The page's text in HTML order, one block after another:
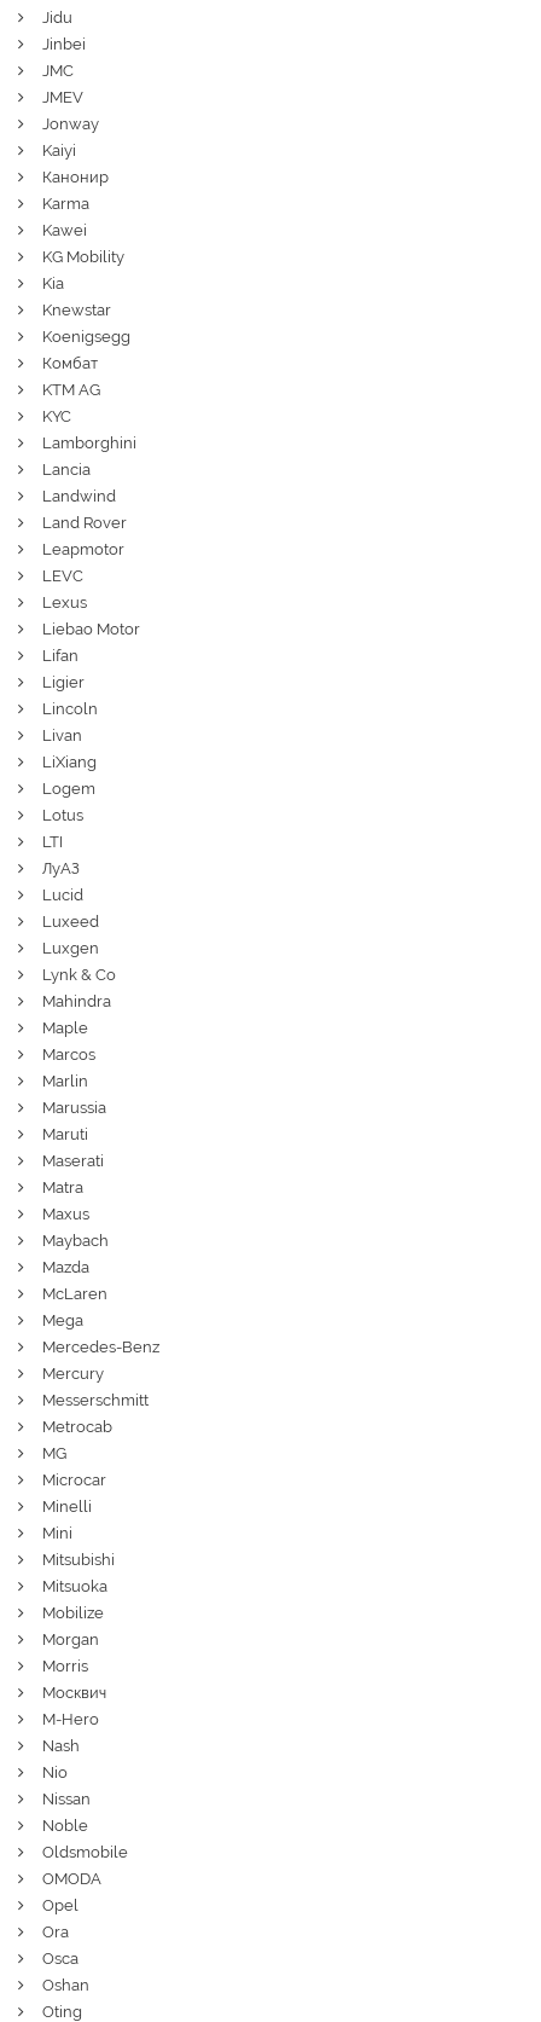
Jidu
Jinbei
JMC
JMEV
Jonway
Kaiyi
Канонир
Karma
Kawei
KG Mobility
Kia
Knewstar
Koenigsegg
Комбат
KTM AG
KYC
Lamborghini
Lancia
Landwind
Land Rover
Leapmotor
LEVC
Lexus
Liebao Motor
Lifan
Ligier
Lincoln
Livan
LiXiang
Logem
Lotus
LTI
ЛуАЗ
Lucid
Luxeed
Luxgen
Lynk & Co
Mahindra
Maple
Marcos
Marlin
Marussia
Maruti
Maserati
Matra
Maxus
Maybach
Mazda
McLaren
Mega
Mercedes-Benz
Mercury
Messerschmitt
Metrocab
MG
Microcar
Minelli
Mini
Mitsubishi
Mitsuoka
Mobilize
Morgan
Morris
Москвич
M-Hero
Nash
Nio
Nissan
Noble
Oldsmobile
OMODA
Opel
Ora
Osca
Oshan
Oting